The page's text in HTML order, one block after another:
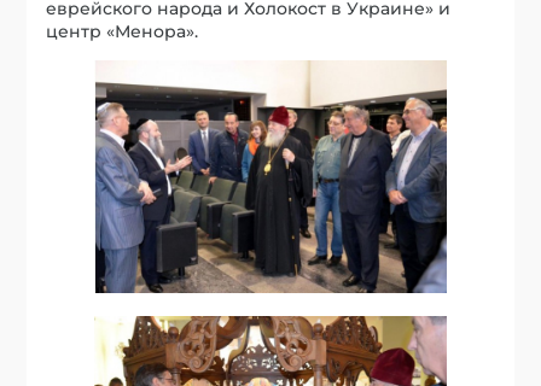
еврейского народа и Холокост в Украине» и
центр «Менора».